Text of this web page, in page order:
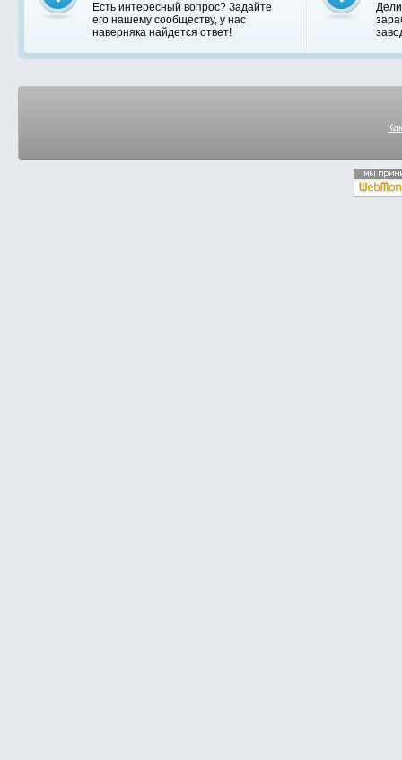
Есть интересный вопрос? Задайте
его нашему сообществу, у нас
наверняка найдется ответ!